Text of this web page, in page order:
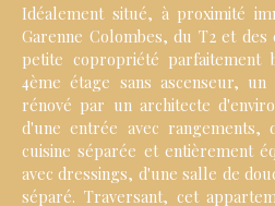
Idéalement situé, à proximité
Garenne Colombes, du T2 et
petite copropriété parfaitement
4ème étage sans ascenseur,
rénové par un architecte
d'une entrée avec rangements,
cuisine séparée et entièrement
avec dressings, d'une salle de
séparé. Traversant, cet